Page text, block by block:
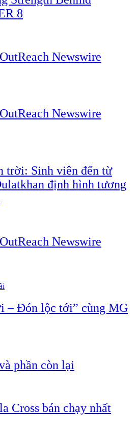
8
Newswire
Newswire
trời: Sinh viên đến từ
định hình tương
Newswire
– Đón lộc tới” cùng MG
phần còn lại
Cross bán chạy nhất